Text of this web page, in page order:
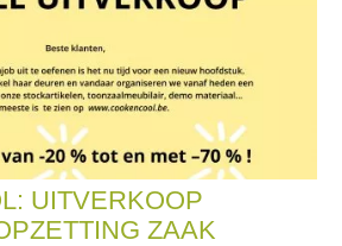
UITVERKOOP
ZAAK